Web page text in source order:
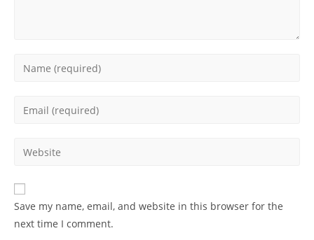
Enter
Enter
address
comment
Enter
website
URL
(optional)
Save my name, email, and website in this browser for the
next time I comment.